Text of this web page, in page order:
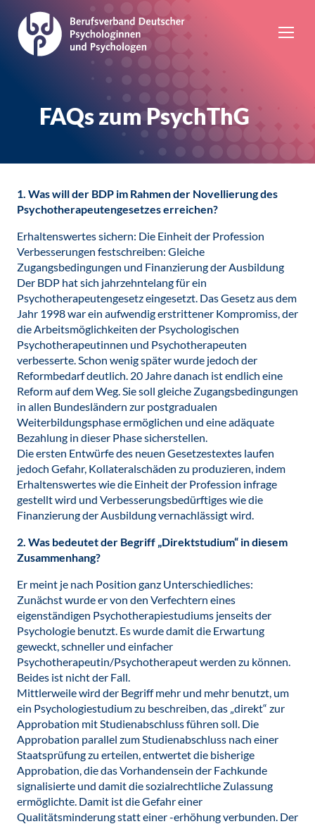
FAQs zum PsychThG
1. Was will der BDP im Rahmen der Novellierung des
Psychotherapeutengesetzes erreichen?
Erhaltenswertes sichern: Die Einheit der Profession
Verbesserungen festschreiben: Gleiche
Zugangsbedingungen und Finanzierung der Ausbildung
Der BDP hat sich jahrzehntelang für ein
Psychotherapeutengesetz eingesetzt. Das Gesetz aus dem
Jahr 1998 war ein aufwendig erstrittener Kompromiss, der
die Arbeitsmöglichkeiten der Psychologischen
Psychotherapeutinnen und Psychotherapeuten
verbesserte. Schon wenig später wurde jedoch der
Reformbedarf deutlich. 20 Jahre danach ist endlich eine
Reform auf dem Weg. Sie soll gleiche Zugangsbedingungen
in allen Bundesländern zur postgradualen
Weiterbildungsphase ermöglichen und eine adäquate
Bezahlung in dieser Phase sicherstellen.
Die ersten Entwürfe des neuen Gesetzestextes laufen
jedoch Gefahr, Kollateralschäden zu produzieren, indem
Erhaltenswertes wie die Einheit der Profession infrage
gestellt wird und Verbesserungsbedürftiges wie die
Finanzierung der Ausbildung vernachlässigt wird.
2. Was bedeutet der Begriff „Direktstudium“ in diesem
Zusammenhang?
Er meint je nach Position ganz Unterschiedliches:
Zunächst wurde er von den Verfechtern eines
eigenständigen Psychotherapiestudiums jenseits der
Psychologie benutzt. Es wurde damit die Erwartung
geweckt, schneller und einfacher
Psychotherapeutin/Psychotherapeut werden zu können.
Beides ist nicht der Fall.
Mittlerweile wird der Begriff mehr und mehr benutzt, um
ein Psychologiestudium zu beschreiben, das „direkt“ zur
Approbation mit Studienabschluss führen soll. Die
Approbation parallel zum Studienabschluss nach einer
Staatsprüfung zu erteilen, entwertet die bisherige
Approbation, die das Vorhandensein der Fachkunde
signalisierte und damit die sozialrechtliche Zulassung
ermöglichte. Damit ist die Gefahr einer
Qualitätsminderung statt einer -erhöhung verbunden. Der